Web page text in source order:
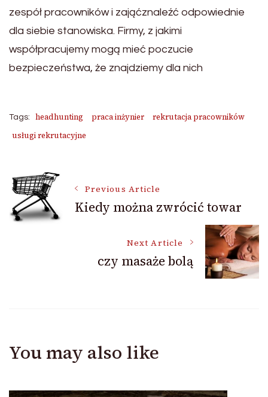
zespół pracowników i zająćznaleźć odpowiednie
dla siebie stanowiska. Firmy, z jakimi
współpracujemy mogą mieć poczucie
bezpieczeństwa, że znajdziemy dla nich
Tags: headhunting praca inżynier
rekrutacja pracowników
usługi rekrutacyjne
Post
Navigation
Previous Article
Kiedy można zwrócić towar
Next Article
czy masaże bolą
You may also like